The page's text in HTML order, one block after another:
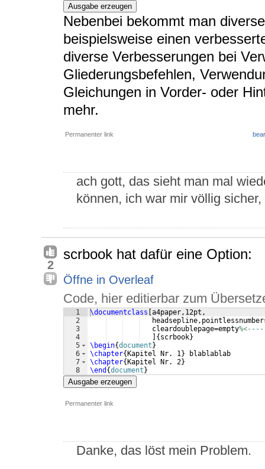
Ausgabe erzeugen
Nebenbei bekommt man
beispielsweise einen
diverse Verbesserungen bei
Gliederungsbefehlen,
Gleichungen in Vorder- oder
mehr.
Permanenter link
ach gott, das sieht man mal
können, ich war mir völlig
2
scrbook hat dafür eine Option:
Öffne in Overleaf
Code, hier editierbar zum
1
2
3
4
5
6
7
8
\documentclass a4paper,12pt,
   cleardoublepage=empty
{ scrbook}
\begin{document }
\chapter{ Kapitel Nr. 1} blablablab
\chapter{ Kapitel Nr. 2}
\end {document }
Ausgabe erzeugen
Permanenter link
Danke, das löst mein Problem.